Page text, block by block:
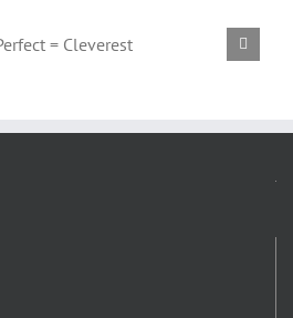
IRODATAKARÍTÁS – ÍGY MŰKÖDIK A